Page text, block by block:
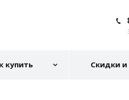
купить Скидки и